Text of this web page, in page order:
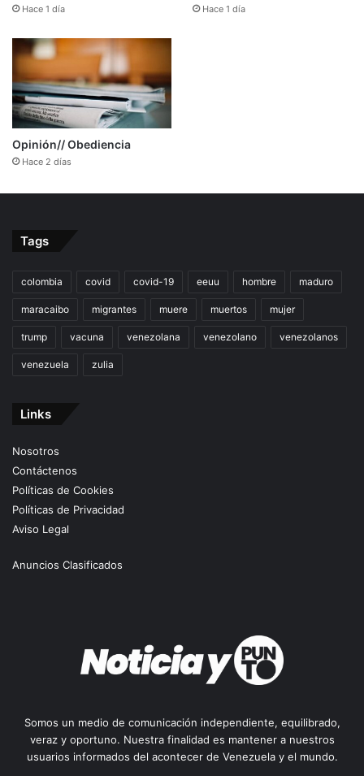
Hace 1 día Hace 1 día
Opinión// Obediencia
Hace 2 días
Tags
colombia covid covid-19 eeuu hombre maduro
maracaibo migrantes muere muertos mujer
trump vacuna venezolana venezolano venezolanos
venezuela zulia
Links
Nosotros
Contáctenos
Políticas de Cookies
Políticas de Privacidad
Aviso Legal
Anuncios Clasificados
Somos un medio de comunicación independiente, equilibrado,
veraz y oportuno. Nuestra finalidad es mantener a nuestros
usuarios informados del acontecer de Venezuela y el mundo.